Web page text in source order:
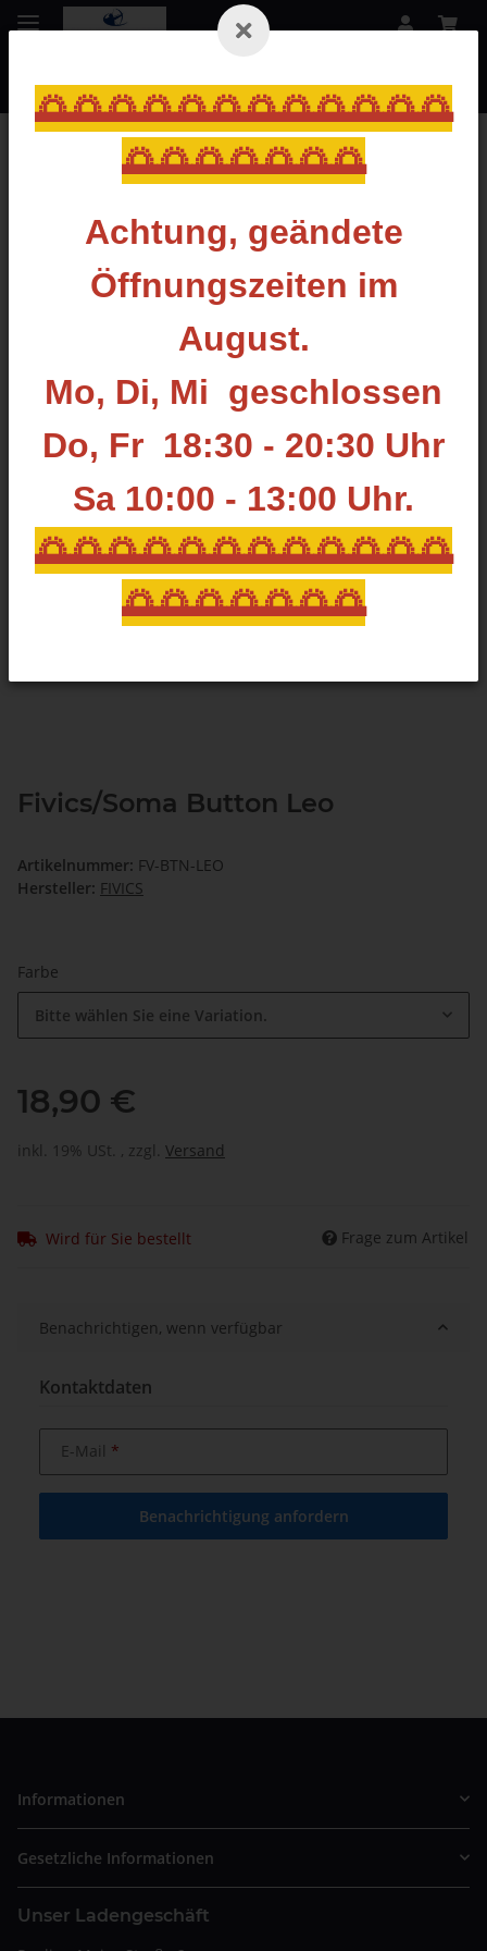
🌅🌅🌅🌅🌅🌅🌅🌅🌅🌅🌅🌅
🌅🌅🌅🌅🌅🌅🌅
Achtung, geändete
Öffnungszeiten im
August.
Mo, Di, Mi geschlossen
Do, Fr 18:30 - 20:30 Uhr
Sa 10:00 - 13:00 Uhr.
🌅🌅🌅🌅🌅🌅🌅🌅🌅🌅🌅🌅
🌅🌅🌅🌅🌅🌅🌅
Zurück zur Liste Button
Fivics/Soma Button Leo
Artikelnummer: FV-BTN-LEO
Hersteller: FIVICS
Farbe
Bitte wählen Sie eine Variation.
18,90 €
inkl. 19% USt. , zzgl. Versand
Wird für Sie bestellt Frage zum Artikel
Benachrichtigen, wenn verfügbar
Kontaktdaten
E-Mail
Benachrichtigung anfordern
Informationen
Gesetzliche Informationen
Unser Ladengeschäft